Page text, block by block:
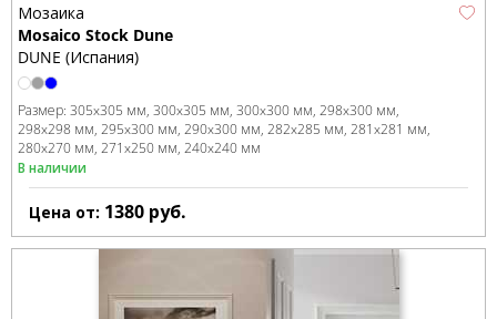
Мозаика
Mosaico Stock Dune
DUNE (Испания)
Размер: 305x305 мм 300x305 мм 300x300 мм 298x300 мм
298x298 мм 295x300 мм 290x300 мм 282x285 мм 281x281 мм
280x270 мм 271x250 мм 240x240 мм
В наличии
Цена от: 1380 руб.